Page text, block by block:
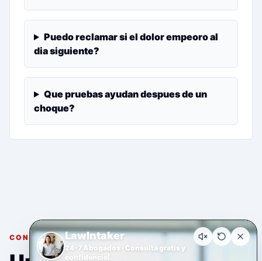
Puedo reclamar si el dolor empeoro al
dia siguiente?
Que pruebas ayudan despues de un
choque?
CONSULTA GRATUITA Y CONFIDENCIAL
LawIntaker
24-7 Abogados · Consulta gratis y
confidencial.